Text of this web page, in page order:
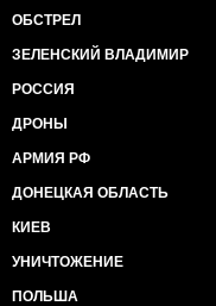
ОБСТРЕЛ
ЗЕЛЕНСКИЙ ВЛАДИМИР
РОССИЯ
ДРОНЫ
АРМИЯ РФ
ДОНЕЦКАЯ ОБЛАСТЬ
КИЕВ
УНИЧТОЖЕНИЕ
ПОЛЬША